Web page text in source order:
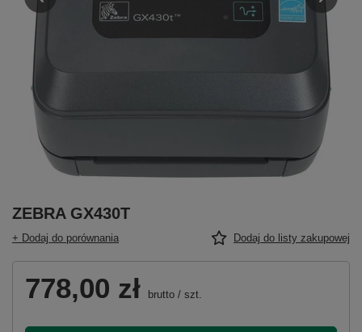
ZEBRA GX430T
+ Dodaj do porównania Dodaj do listy zakupowej
778,00 zł brutto / szt.